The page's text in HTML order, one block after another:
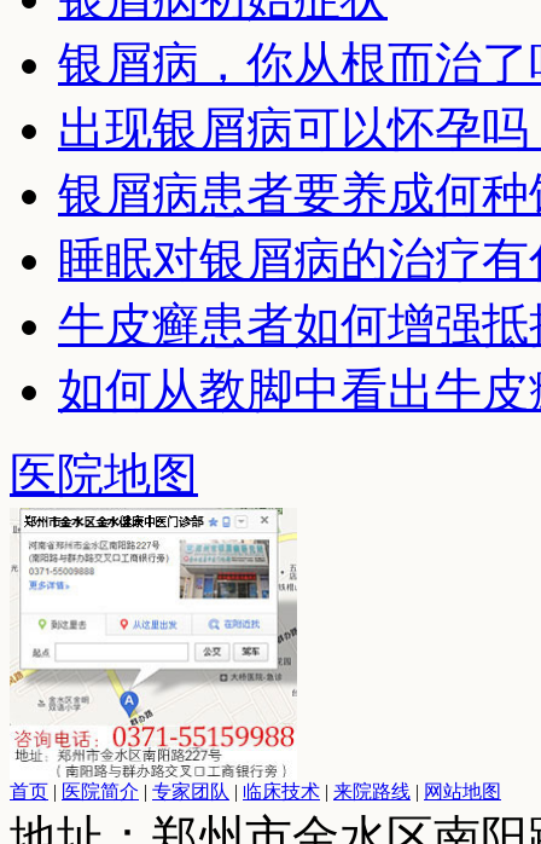
银屑病，你从根而治了
出现银屑病可以怀孕吗
银屑病患者要养成何
睡眠对银屑病的治疗
牛皮癣患者如何增强抵
如何从教脚中看出牛皮
医院地图
首页 | 医院简介 | 专家团队 | 临床技术 | 来院路线 | 网站地图